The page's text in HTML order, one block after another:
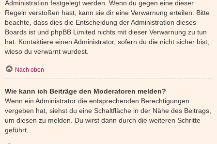
Administration festgelegt werden. Wenn du gegen eine dieser
Regeln verstoßen hast, kann sie dir eine Verwarnung erteilen. Bitte
beachte, dass dies die Entscheidung der Administration dieses
Boards ist und phpBB Limited nichts mit dieser Verwarnung zu tun
hat. Kontaktiere einen Administrator, sofern du die nicht sicher bist,
wieso du verwarnt wurdest.
Nach oben
Wie kann ich Beiträge den Moderatoren melden?
Wenn ein Administrator die entsprechenden Berechtigungen
vergeben hat, siehst du eine Schaltfläche in der Nähe des Beitrags,
um diesen zu melden. Du wirst dann durch die weiteren Schritte
geführt.